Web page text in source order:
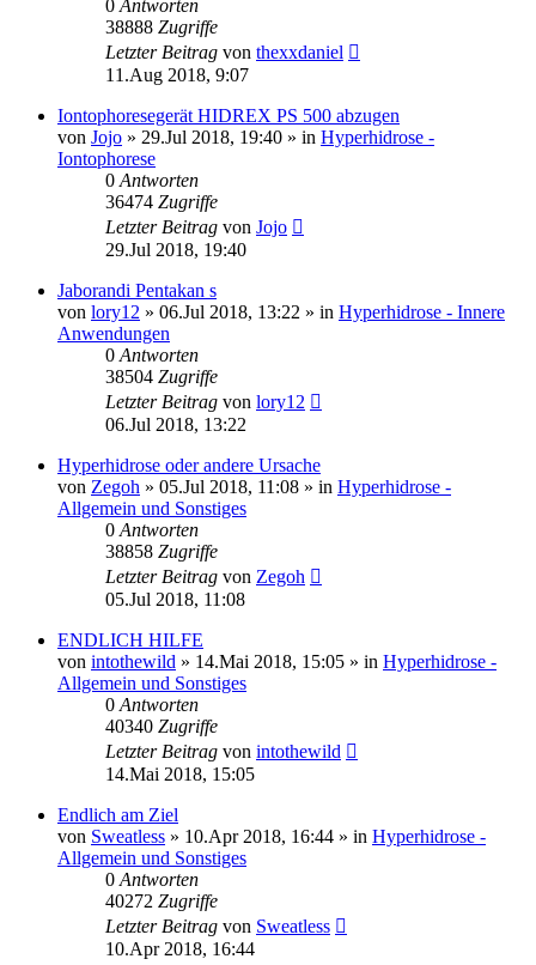
0 Antworten
38888 Zugriffe
Letzter Beitrag von thexxdaniel
11.Aug 2018, 9:07
Iontophoresegerät HIDREX PS 500 abzugen
von Jojo » 29.Jul 2018, 19:40 » in Hyperhidrose -
Iontophorese
0 Antworten
36474 Zugriffe
Letzter Beitrag von Jojo
29.Jul 2018, 19:40
Jaborandi Pentakan s
von lory12 » 06.Jul 2018, 13:22 » in Hyperhidrose - Innere
Anwendungen
0 Antworten
38504 Zugriffe
Letzter Beitrag von lory12
06.Jul 2018, 13:22
Hyperhidrose oder andere Ursache
von Zegoh » 05.Jul 2018, 11:08 » in Hyperhidrose -
Allgemein und Sonstiges
0 Antworten
38858 Zugriffe
Letzter Beitrag von Zegoh
05.Jul 2018, 11:08
ENDLICH HILFE
von intothewild » 14.Mai 2018, 15:05 » in Hyperhidrose -
Allgemein und Sonstiges
0 Antworten
40340 Zugriffe
Letzter Beitrag von intothewild
14.Mai 2018, 15:05
Endlich am Ziel
von Sweatless » 10.Apr 2018, 16:44 » in Hyperhidrose -
Allgemein und Sonstiges
0 Antworten
40272 Zugriffe
Letzter Beitrag von Sweatless
10.Apr 2018, 16:44